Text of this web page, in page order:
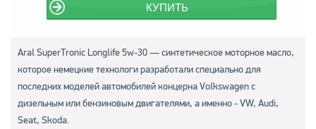
КУПИТЬ
Aral SuperTronic Longlife 5w-30 — синтетическое моторное масло,
которое немецкие технологи разработали специально для
последних моделей автомобилей концерна Volkswagen с
дизельным или бензиновым двигателями, а именно - VW, Audi,
Seat, Skoda.